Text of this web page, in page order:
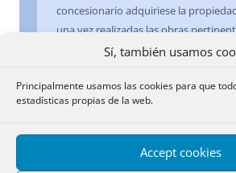
Sí, también usamos
Principalmente usamos las cookies para que
estadísticas propias de la web.
Accept cookies
concesionario adquiriese la
una vez realizadas las obras
Registrador, en base a una simple
inscripción de dominio si del
claramente la desafectación de los
dominio pleno a favor de la sociedad